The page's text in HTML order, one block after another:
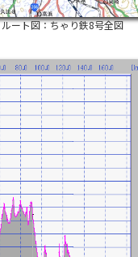
ルート図：ちゃり鉄8号全図